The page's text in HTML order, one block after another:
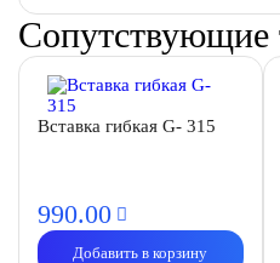
Сопутствующие
Вставка гибкая G- 315
990.00
Добавить в корзину